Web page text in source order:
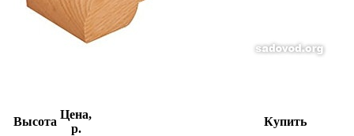
Высота
Цена,
р.
Купить